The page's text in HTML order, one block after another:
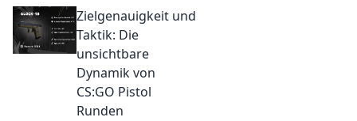
pistol rounds! Elevate
your game and
outsmart the
competition today!
Zielgenauigkeit und
Taktik: Die
unsichtbare
Dynamik von
CS:GO Pistol
Runden